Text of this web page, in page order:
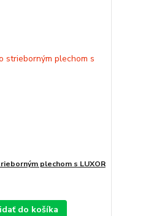
plechom s LUXOR
do košíka